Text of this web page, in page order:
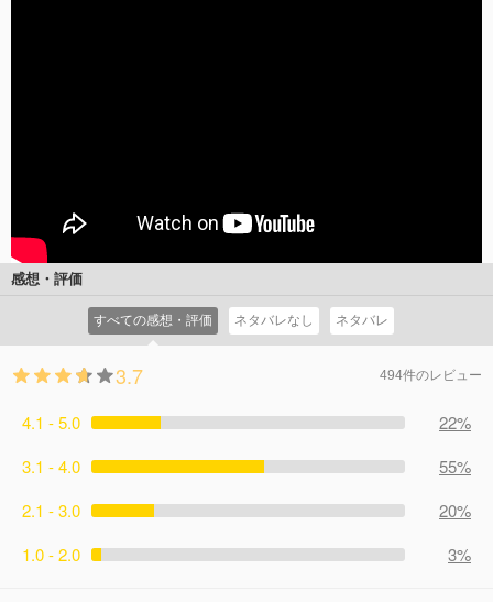
感想・評価
すべての感想・評価 ネタバレなし ネタバレ
3.7 494件のレビュー
4.1 - 5.0
22%
3.1 - 4.0
55%
2.1 - 3.0
20%
1.0 - 2.0
3%